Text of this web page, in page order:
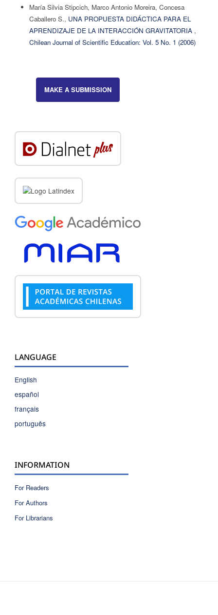
María Silvia Stipcich, Marco Antonio Moreira, Concesa
Caballero S., UNA PROPUESTA DIDÁCTICA PARA EL
APRENDIZAJE DE LA INTERACCIÓN GRAVITATORIA ,
Chilean Journal of Scientific Education: Vol. 5 No. 1 (2006)
MAKE A SUBMISSION
LANGUAGE
English
español
français
português
INFORMATION
For Readers
For Authors
For Librarians